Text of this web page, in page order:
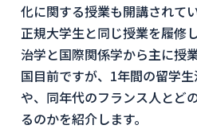
化に関する授業も開講されて
正規大学生と同じ授業を履修
治学と国際関係学から主に
国目前ですが、1年間の留学
や、同年代のフランス人とど
るのかを紹介します。